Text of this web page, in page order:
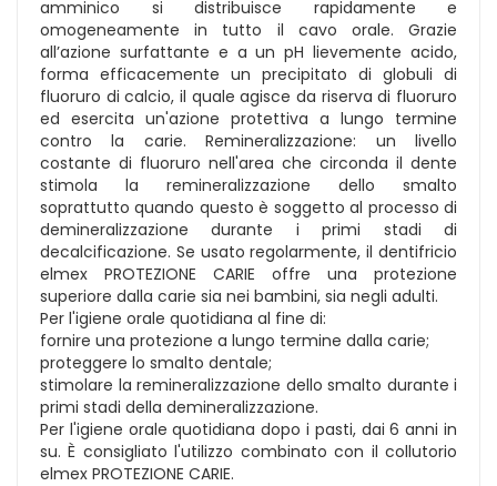
amminico si distribuisce rapidamente e
omogeneamente in tutto il cavo orale. Grazie
all’azione surfattante e a un pH lievemente acido,
forma efficacemente un precipitato di globuli di
fluoruro di calcio, il quale agisce da riserva di fluoruro
ed esercita un'azione protettiva a lungo termine
contro la carie. Remineralizzazione: un livello
costante di fluoruro nell'area che circonda il dente
stimola la remineralizzazione dello smalto
soprattutto quando questo è soggetto al processo di
demineralizzazione durante i primi stadi di
decalcificazione. Se usato regolarmente, il dentifricio
elmex PROTEZIONE CARIE offre una protezione
superiore dalla carie sia nei bambini, sia negli adulti.
Per l'igiene orale quotidiana al fine di:
fornire una protezione a lungo termine dalla carie;
proteggere lo smalto dentale;
stimolare la remineralizzazione dello smalto durante i
primi stadi della demineralizzazione.
Per l'igiene orale quotidiana dopo i pasti, dai 6 anni in
su. È consigliato l'utilizzo combinato con il collutorio
elmex PROTEZIONE CARIE.